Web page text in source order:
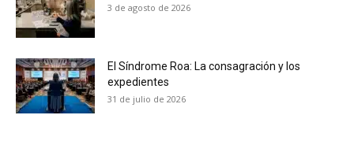
No te pierdas de las
3 de agosto de 2026
El Síndrome Roa: La consagración y los
expedientes
31 de julio de 2026